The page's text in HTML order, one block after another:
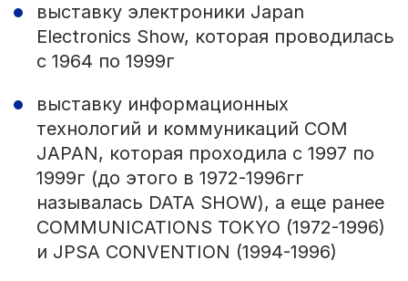
выставку электроники Japan
Electronics Show, которая проводилась
с 1964 по 1999г
выставку информационных
технологий и коммуникаций COM
JAPAN, которая проходила с 1997 по
1999г (до этого в 1972-1996гг
называлась DATA SHOW), а еще ранее
COMMUNICATIONS TOKYO (1972-1996)
и JPSA CONVENTION (1994-1996)